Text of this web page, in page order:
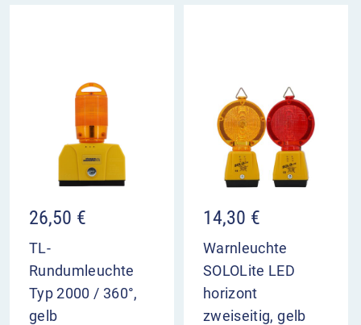
26,50 €
TL-
Rundumleuchte
Typ 2000 / 360°,
gelb
14,30 €
Warnleuchte
SOLOLite LED
horizont
zweiseitig, gelb